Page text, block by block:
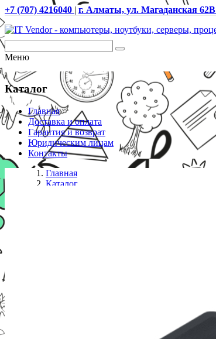
+7 (707) 4216040 | г. Алматы, ул. Магаданская 62В
Меню
Каталог
Главная
Доставка и оплата
Гарантия и возврат
Юридическим лицам
Контакты
Главная
Каталог